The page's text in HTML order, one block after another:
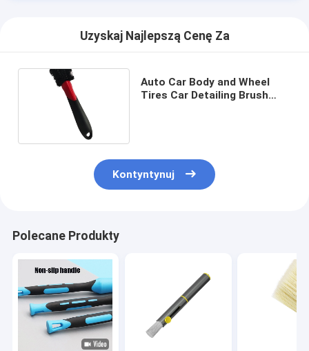
Uzyskaj Najlepszą Cenę Za
Auto Car Body and Wheel
Tires Car Detailing Brush
Kontyntynuj
Polecane Produkty